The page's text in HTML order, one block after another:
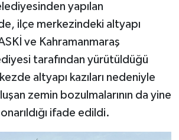
yapılan
ilçe merkezindeki altyapı
ve Kahramanmaraş
tarafından yürütüldüğü
altyapı kazıları nedeniyle
zemin bozulmalarının da yine
ifade edildi.